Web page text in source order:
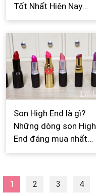
Tốt Nhất Hiện Nay
2026
Son High End là gì?
Những dòng son High
End đáng mua nhất
2026
1 2 3 4